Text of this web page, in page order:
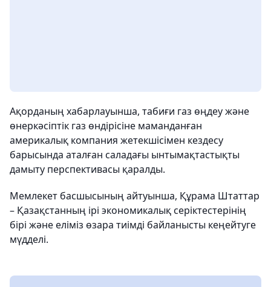
Ақорданың хабарлауынша, табиғи газ өңдеу және
өнеркәсіптік газ өндірісіне маманданған
америкалық компания жетекшісімен кездесу
барысында аталған саладағы ынтымақтастықты
дамыту перспективасы қаралды.
Мемлекет басшысының айтуынша, Құрама Штаттар
– Қазақстанның ірі экономикалық серіктестерінің
бірі және еліміз өзара тиімді байланысты кеңейтуге
мүдделі.